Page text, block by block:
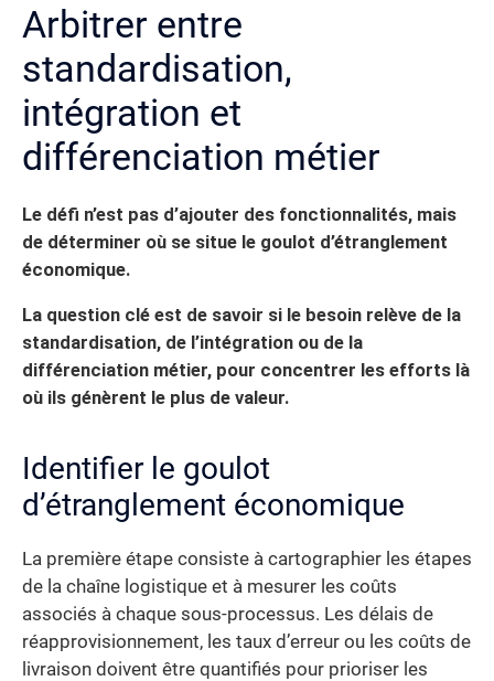
Arbitrer entre
standardisation,
intégration et
différenciation métier
Le défi n’est pas d’ajouter des fonctionnalités, mais
de déterminer où se situe le goulot d’étranglement
économique.
La question clé est de savoir si le besoin relève de la
standardisation, de l’intégration ou de la
différenciation métier, pour concentrer les efforts là
où ils génèrent le plus de valeur.
Identifier le goulot
d’étranglement économique
La première étape consiste à cartographier les étapes
de la chaîne logistique et à mesurer les coûts
associés à chaque sous-processus. Les délais de
réapprovisionnement, les taux d’erreur ou les coûts de
livraison doivent être quantifiés pour prioriser les